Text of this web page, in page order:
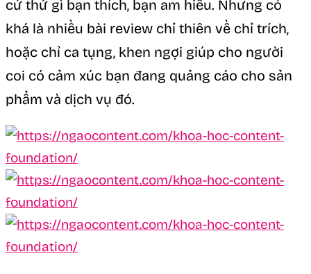
cứ thứ gì bạn thích, bạn am hiểu. Nhưng có
khá là nhiều bài review chỉ thiên về chỉ trích,
hoặc chỉ ca tụng, khen ngợi giúp cho người
coi có cảm xúc bạn đang quảng cáo cho sản
phẩm và dịch vụ đó.